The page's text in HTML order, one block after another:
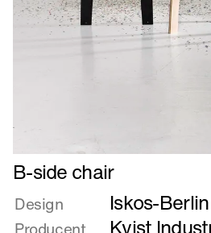
Læs
mere
om
B-
B-side chair
Design Iskos-Berlin